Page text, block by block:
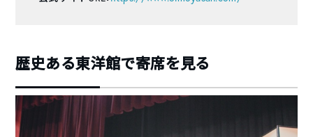
歴史ある東洋館で寄席を見る